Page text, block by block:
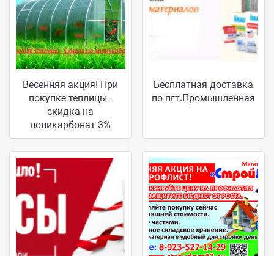
Весенняя акция! При
покупке теплицы -
скидка на
поликарбонат 3%
Бесплатная доставка
по пгт.Промышленная